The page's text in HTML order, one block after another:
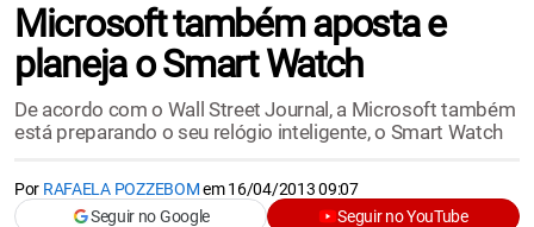
Microsoft também aposta e
planeja o Smart Watch
De acordo com o Wall Street Journal, a Microsoft também
está preparando o seu relógio inteligente, o Smart Watch
Por RAFAELA POZZEBOMem16/04/2013 09:07
Seguir no Google
Seguir no YouTube